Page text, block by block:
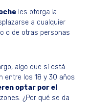
les otorga la
a cualquier
o de otras personas
algo que sí está
entre los 18 y 30 años
optar por el
¿Por qué se da